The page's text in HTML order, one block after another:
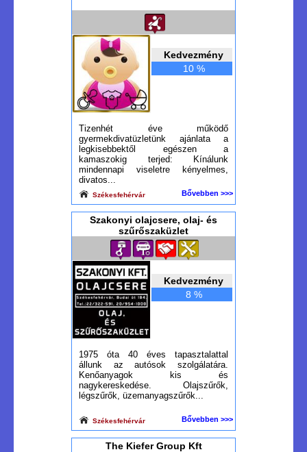
Kedvezmény
10 %
Tizenhét éve működő
gyermekdivatüzletünk ajánlata a
legkisebbektől egészen a
kamaszokig terjed: Kínálunk
mindennapi viseletre kényelmes,
divatos...
Székesfehérvár Bővebben >>>
Szakonyi olajcsere, olaj- és
szűrőszaküzlet
Kedvezmény
8 %
1975 óta 40 éves tapasztalattal
állunk az autósok szolgálatára.
Kenőanyagok kis és
nagykereskedése. Olajszűrők,
légszűrők, üzemanyagszűrők...
Székesfehérvár Bővebben >>>
The Kiefer Group Kft